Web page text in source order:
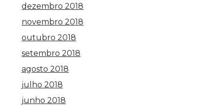
dezembro 2018
novembro 2018
outubro 2018
setembro 2018
agosto 2018
julho 2018
junho 2018